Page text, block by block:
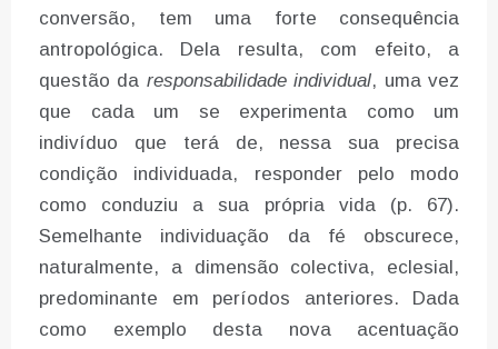
conversão, tem uma forte consequência
antropológica. Dela resulta, com efeito, a
questão da responsabilidade individual, uma vez
que cada um se experimenta como um
indivíduo que terá de, nessa sua precisa
condição individuada, responder pelo modo
como conduziu a sua própria vida (p. 67).
Semelhante individuação da fé obscurece,
naturalmente, a dimensão colectiva, eclesial,
predominante em períodos anteriores. Dada
como exemplo desta nova acentuação